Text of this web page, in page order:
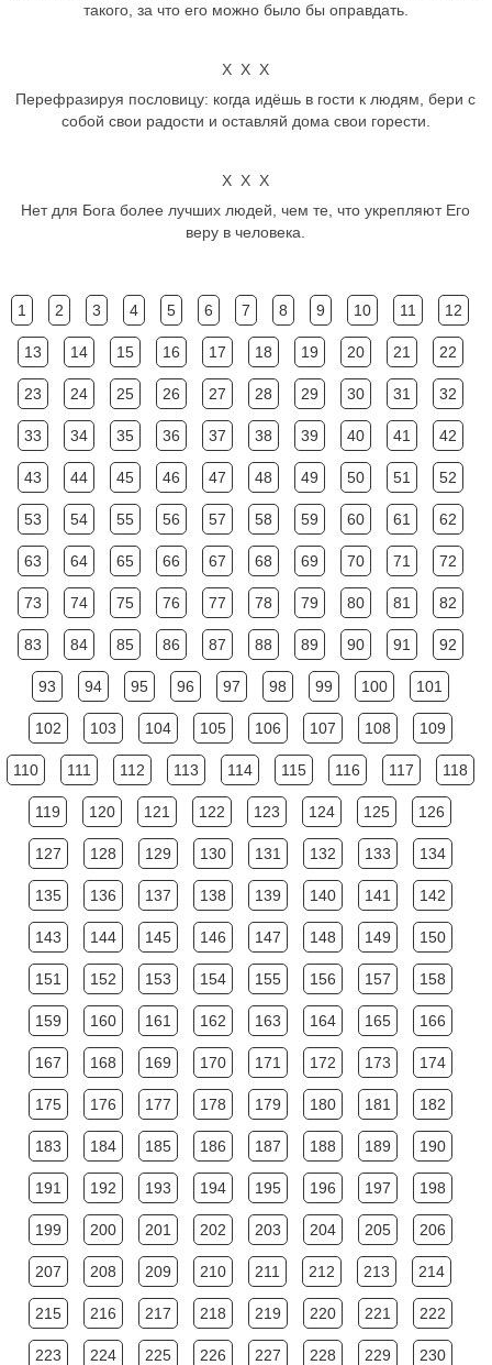
такого, за что его можно было бы оправдать.
Х Х Х
Перефразируя пословицу: когда идёшь в гости к людям, бери с
собой свои радости и оставляй дома свои горести.
Х Х Х
Нет для Бога более лучших людей, чем те, что укрепляют Его
веру в человека.
1 2 3 4 5 6 7 8 9 10 11 12
13 14 15 16 17 18 19 20 21 22
23 24 25 26 27 28 29 30 31 32
33 34 35 36 37 38 39 40 41 42
43 44 45 46 47 48 49 50 51 52
53 54 55 56 57 58 59 60 61 62
63 64 65 66 67 68 69 70 71 72
73 74 75 76 77 78 79 80 81 82
83 84 85 86 87 88 89 90 91 92
93 94 95 96 97 98 99 100 101
102 103 104 105 106 107 108 109
110 111 112 113 114 115 116 117 118
119 120 121 122 123 124 125 126
127 128 129 130 131 132 133 134
135 136 137 138 139 140 141 142
143 144 145 146 147 148 149 150
151 152 153 154 155 156 157 158
159 160 161 162 163 164 165 166
167 168 169 170 171 172 173 174
175 176 177 178 179 180 181 182
183 184 185 186 187 188 189 190
191 192 193 194 195 196 197 198
199 200 201 202 203 204 205 206
207 208 209 210 211 212 213 214
215 216 217 218 219 220 221 222
223 224 225 226 227 228 229 230